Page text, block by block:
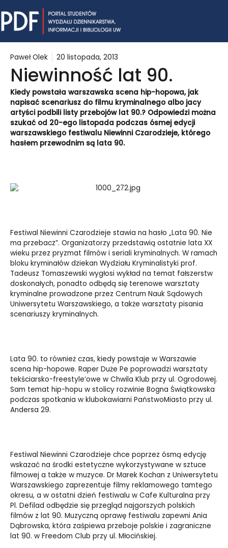
to
content
Paweł Olek 20 listopada, 2013
Niewinność lat 90.
Kiedy powstała warszawska scena hip-hopowa, jak
napisać scenariusz do filmu kryminalnego albo jacy
artyści podbili listy przebojów lat 90.? Odpowiedzi można
szukać od 20-ego listopada podczas ósmej edycji
warszawskiego festiwalu Niewinni Czarodzieje, którego
hasłem przewodnim są lata 90.
Festiwal Niewinni Czarodzieje stawia na hasło „Lata 90. Nie
ma przebacz”. Organizatorzy przedstawią ostatnie lata XX
wieku przez pryzmat filmów i seriali kryminalnych. W ramach
bloku kryminałów dziekan Wydziału Kryminalistyki prof.
Tadeusz Tomaszewski wygłosi wykład na temat fałszerstw
doskonałych, ponadto odbędą się terenowe warsztaty
kryminalne prowadzone przez Centrum Nauk Sądowych
Uniwersytetu Warszawskiego, a także warsztaty pisania
scenariuszy kryminalnych.
Lata 90. to również czas, kiedy powstaje w Warszawie
scena hip-hopowe. Raper Duże Pe poprowadzi warsztaty
tekściarsko-freestyle’owe w Chwila Klub przy ul. Ogrodowej.
Sam temat hip-hopu w stolicy rozwinie Bogna Świątkowska
podczas spotkania w klubokawiarni PaństwoMiasto przy ul.
Andersa 29.
Festiwal Niewinni Czarodzieje chce poprzez ósmą edycję
wskazać na środki estetyczne wykorzystywane w sztuce
filmowej a także w muzyce. Dr Marek Kochan z Uniwersytetu
Warszawskiego zaprezentuje filmy reklamowego tamtego
okresu, a w ostatni dzień festiwalu w Cafe Kulturalna przy
Pl. Defilad odbędzie się przegląd najgorszych polskich
filmów z lat 90. Muzyczną oprawę festiwalu zapewni Ania
Dąbrowska, która zaśpiewa przeboje polskie i zagraniczne
lat 90. w Freedom Club przy ul. Młocińskiej.